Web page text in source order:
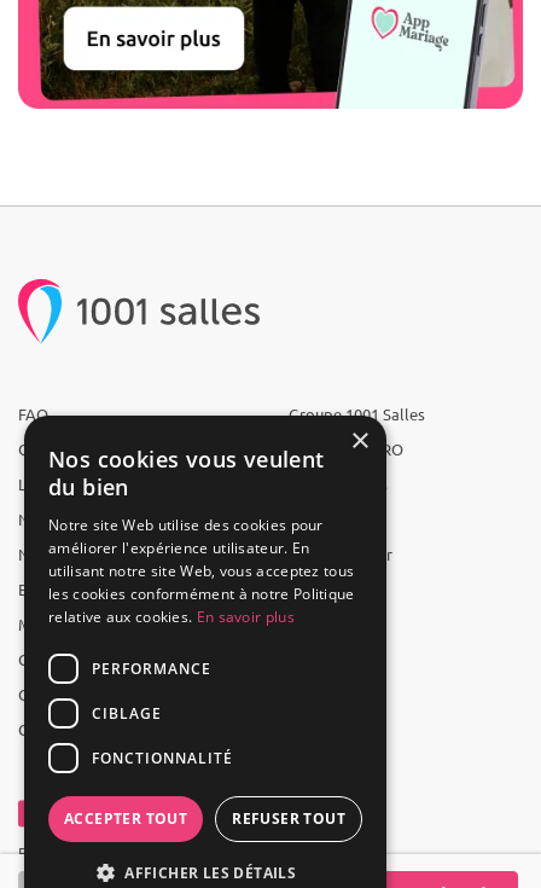
FAQ
Qui sommes-nous ?
L'équipe
Nous recrutons
Nos partenaires
Espace presse
Mentions légales
CGV
CGU
Contact
Groupe 1001 Salles
1001 Salles PRO
1001 Traiteurs
1001 Artistes
Reserverunbar
MP2
Powered by Groupe 1001Salles
×
Nos cookies vous veulent
du bien
Notre site Web utilise des cookies pour
améliorer l'expérience utilisateur. En
utilisant notre site Web, vous acceptez tous
les cookies conformément à notre Politique
relative aux cookies. En savoir plus
PERFORMANCE
CIBLAGE
FONCTIONNALITÉ
ACCEPTER TOUT REFUSER TOUT
AFFICHER LES DÉTAILS